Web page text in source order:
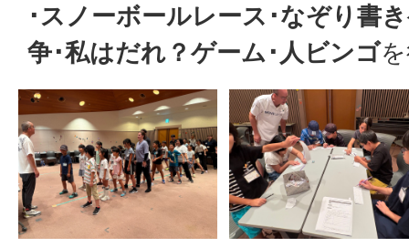
･スノーボールレース･なぞり書
争･私はだれ？ゲーム･人ビンゴ